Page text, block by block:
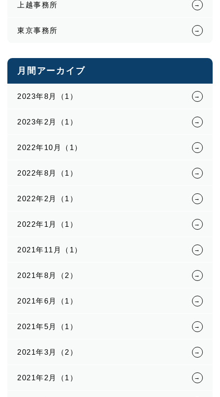
上越事務所
東京事務所
月間アーカイブ
2023年8月（1）
2023年2月（1）
2022年10月（1）
2022年8月（1）
2022年2月（1）
2022年1月（1）
2021年11月（1）
2021年8月（2）
2021年6月（1）
2021年5月（1）
2021年3月（2）
2021年2月（1）